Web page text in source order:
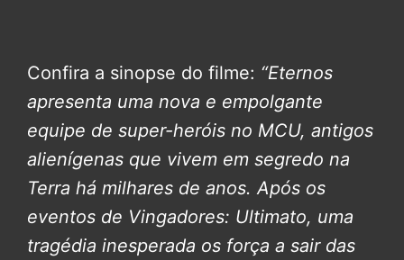
Confira a sinopse do filme: “Eternos
apresenta uma nova e empolgante
equipe de super-heróis no MCU, antigos
alienígenas que vivem em segredo na
Terra há milhares de anos. Após os
eventos de Vingadores: Ultimato, uma
tragédia inesperada os força a sair das